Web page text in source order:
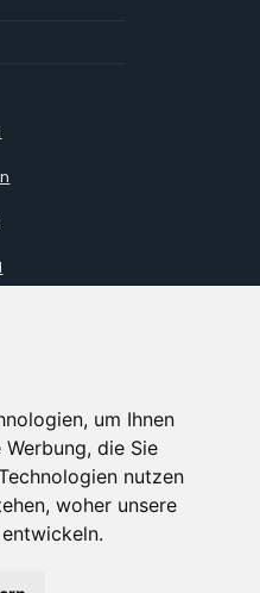
um Ihnen
die Sie
nutzen
woher unsere